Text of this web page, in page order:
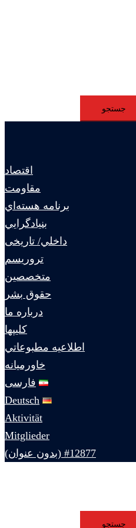
اقتصاد
مقاومت
برنامه هسته‌اي
بنيادگرايي
داخلي/ تاریخی
تروريسم
متخصصين
حقوق بشر
درباره ما
كليپها
اطلاعيه مطبوعاتي
خاورميانه
فارسی
Deutsch
Aktivität
Mitglieder
#12877 (بدون عنوان)